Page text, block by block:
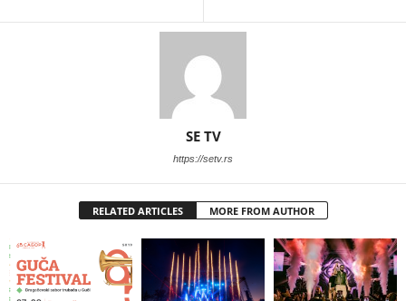
SE TV
https://setv.rs
RELATED ARTICLES MORE FROM AUTHOR